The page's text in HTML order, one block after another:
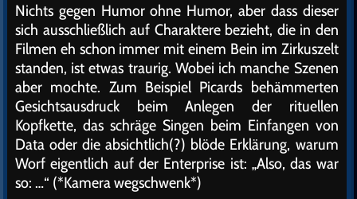
Nichts gegen Humor ohne Humor, aber dass dieser
sich ausschließlich auf Charaktere bezieht, die in den
Filmen eh schon immer mit einem Bein im Zirkuszelt
standen, ist etwas traurig. Wobei ich manche Szenen
aber mochte. Zum Beispiel Picards behämmerten
Gesichtsausdruck beim Anlegen der rituellen
Kopfkette, das schräge Singen beim Einfangen von
Data oder die absichtlich(?) blöde Erklärung, warum
Worf eigentlich auf der Enterprise ist: „Also, das war
so: …“ (*Kamera wegschwenk*)